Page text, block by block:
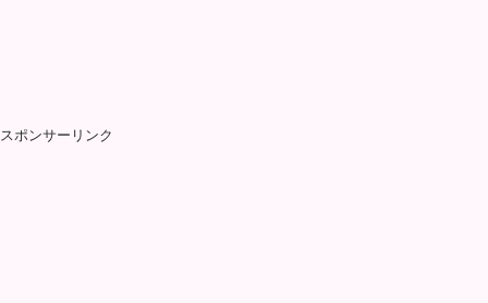
スポンサーリンク